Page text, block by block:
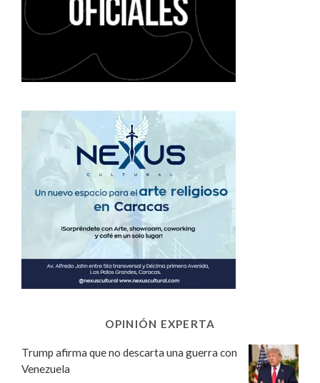
OPINIÓN EXPERTA
Trump afirma que no descarta una guerra con
Venezuela